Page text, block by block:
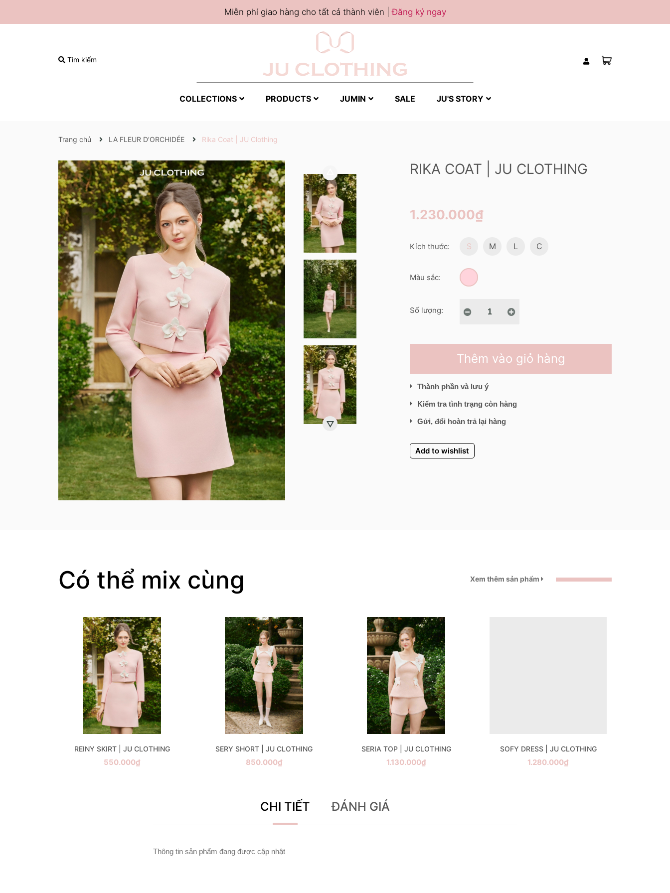
Miễn phí giao hàng cho tất cả thành viên |Đăng ký ngay
Tìm kiếm
COLLECTIONS PRODUCTS JUMIN SALE JU'S STORY
Trang chủ LA FLEUR D’ORCHIDÉE Rika Coat | JU Clothing
RIKA COAT | JU CLOTHING
1.230.000₫
Kích thước: S M L C
Màu sắc:
Số lượng:
Thêm vào giỏ hàng
Thành phần và lưu ý
Kiểm tra tình trạng còn hàng
Gửi, đổi hoàn trả lại hàng
Add to wishlist
Có thể mix cùng Xem thêm sản phẩm
REINY SKIRT | JU CLOTHING
550.000₫
SERY SHORT | JU CLOTHING
850.000₫
SERIA TOP | JU CLOTHING
1.130.000₫
SOFY DRESS | JU CLOTHING
1.280.000₫
CHI TIẾT ĐÁNH GIÁ
Thông tin sản phẩm đang được cập nhật